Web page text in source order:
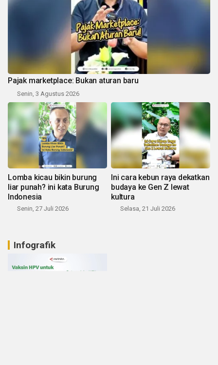
Pajak marketplace: Bukan aturan baru
Senin, 3 Agustus 2026
Lomba kicau bikin burung
liar punah? ini kata Burung
Indonesia
Senin, 27 Juli 2026
Ini cara kebun raya dekatkan
budaya ke Gen Z lewat
kultura
Selasa, 21 Juli 2026
Infografik